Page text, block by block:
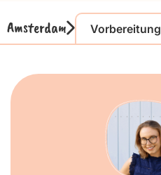
Amsterdam Vorbereitung